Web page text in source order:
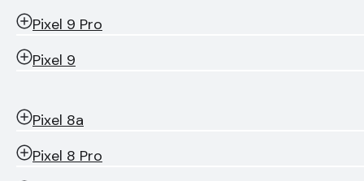
Pixel 9 Pro
Pixel 9
Pixel 8a
Pixel 8 Pro